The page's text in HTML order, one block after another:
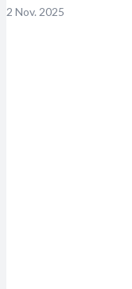
2 Nov. 2025